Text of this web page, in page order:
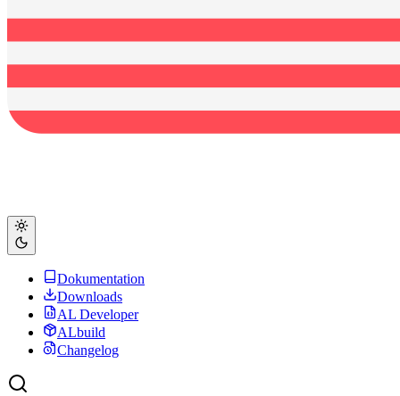
Dokumentation
Downloads
AL Developer
ALbuild
Changelog